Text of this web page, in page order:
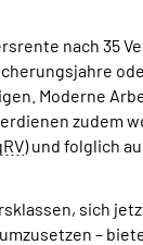
nach 35
Moderne
zudem
) und folglich
sich
–